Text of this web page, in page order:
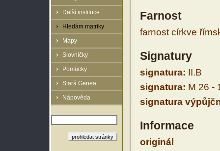
Další instituce
Hledám matriky
Mapy
Slovníčky
Pomůcky
Stará Genea
Nápověda
Farnost
farnost církve
Signatury
signatura: II.B
signatura: M 26 -
signatura
Informace
originál